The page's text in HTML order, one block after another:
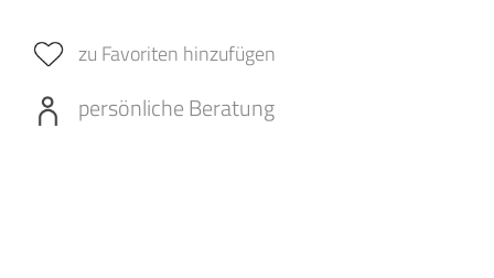
zu Favoriten hinzufügen
persönliche Beratung